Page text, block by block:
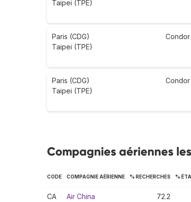
Taipei (TPE)
Paris (CDG)
Taipei (TPE)
Condor
Paris (CDG)
Taipei (TPE)
Condor
Compagnies aériennes
CODE COMPAGNIE AÉRIENNE % RECHERCHES %
CA Air China 72.2